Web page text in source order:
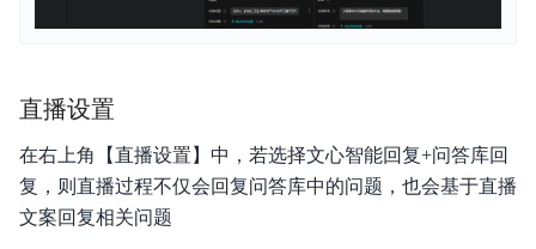
直播设置
在右上角【直播设置】中，若选择文心智能回复+问答库回
复，则直播过程不仅会回复问答库中的问题，也会基于直播
文案回复相关问题